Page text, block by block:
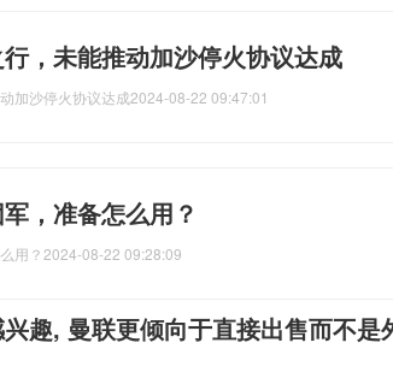
，未能推动加沙停火协议达成
加沙停火协议达成2024-08-22 09:47:01
，准备怎么用？
用？ 2024-08-22 09:28:09
趣, 曼联更倾向于直接出售而不是